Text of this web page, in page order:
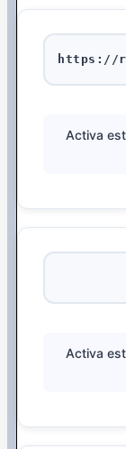
https://
Activa
Activa